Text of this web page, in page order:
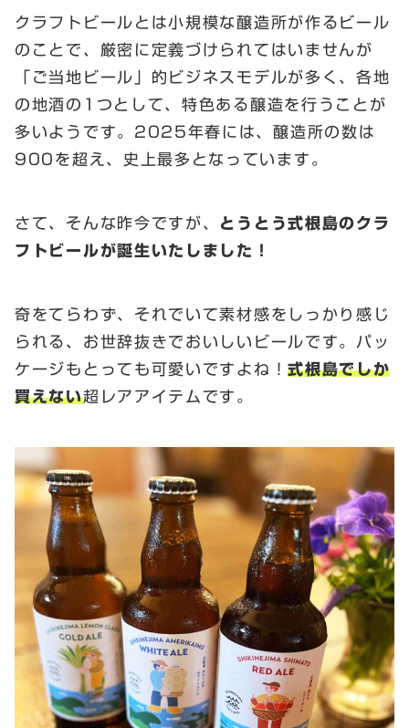
クラフトビールとは小規模な醸造所が作るビール
のことで、厳密に定義づけられてはいませんが
「ご当地ビール」的ビジネスモデルが多く、各地
の地酒の1つとして、特色ある醸造を行うことが
多いようです。2025年春には、醸造所の数は
900を超え、史上最多となっています。
さて、そんな昨今ですが、 とうとう式根島のクラ
フトビールが誕生いたしました！
奇をてらわず、それでいて素材感をしっかり感じ
られる、お世辞抜きでおいしいビールです。パッ
ケージもとっても可愛いですよね！式根島でしか
買えない超レアアイテムです。